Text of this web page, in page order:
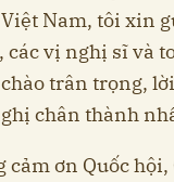
Nam, tôi xin
các vị nghị sĩ và
trân trọng,
chân thành
ơn Quốc